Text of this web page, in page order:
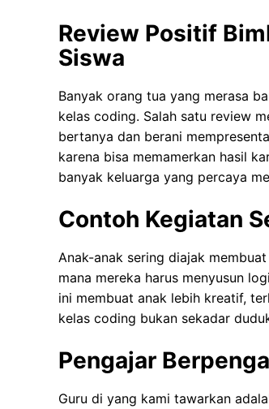
Review Positif
Siswa
Banyak orang tua yang merasa
kelas coding. Salah satu review
bertanya dan berani
karena bisa memamerkan hasil
banyak keluarga yang percaya
Contoh Kegiatan
Anak-anak sering diajak
mana mereka harus menyusun
ini membuat anak lebih kreatif,
kelas coding bukan sekadar
Pengajar
Guru di yang kami tawarkan